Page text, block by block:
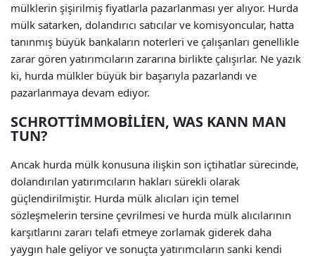
mülklerin şişirilmiş fiyatlarla pazarlanması yer alıyor. Hurda
mülk satarken, dolandırıcı satıcılar ve komisyoncular, hatta
tanınmış büyük bankaların noterleri ve çalışanları genellikle
zarar gören yatırımcıların zararına birlikte çalışırlar. Ne yazık
ki, hurda mülkler büyük bir başarıyla pazarlandı ve
pazarlanmaya devam ediyor.
SCHROTTIMMOBILIEN, WAS KANN MAN
TUN?
Ancak hurda mülk konusuna ilişkin son içtihatlar sürecinde,
dolandırılan yatırımcıların hakları sürekli olarak
güçlendirilmiştir. Hurda mülk alıcıları için temel
sözleşmelerin tersine çevrilmesi ve hurda mülk alıcılarının
karşıtlarını zararı telafi etmeye zorlamak giderek daha
yaygın hale geliyor ve sonuçta yatırımcıların sanki kendi